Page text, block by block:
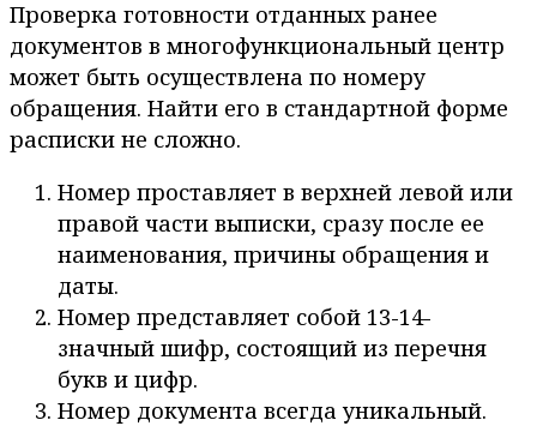
Проверка готовности отданных ранее
документов в многофункциональный центр
может быть осуществлена по номеру
обращения. Найти его в стандартной форме
расписки не сложно.
Номер проставляет в верхней левой или
правой части выписки, сразу после ее
наименования, причины обращения и
даты.
Номер представляет собой 13-14-
значный шифр, состоящий из перечня
букв и цифр.
Номер документа всегда уникальный.